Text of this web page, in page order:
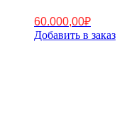
60.000,00₽
Добавить в заказ